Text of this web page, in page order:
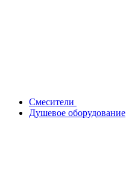
Смесители
Душевое оборудование